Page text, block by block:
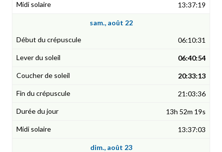
13:37:19
sam., août 22
06:10:31
06:40:54
20:33:13
21:03:36
13h 52m 19s
13:37:03
dim., août 23